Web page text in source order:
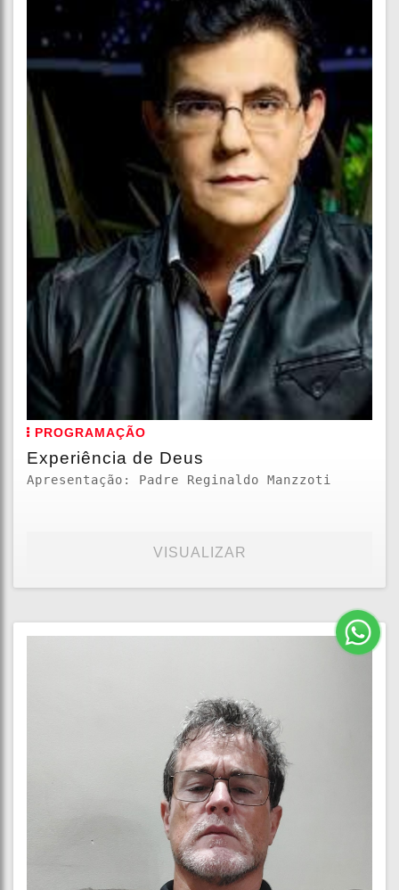
PROGRAMAÇÃO
Experiência de Deus
Apresentação: Padre Reginaldo Manzzoti
VISUALIZAR